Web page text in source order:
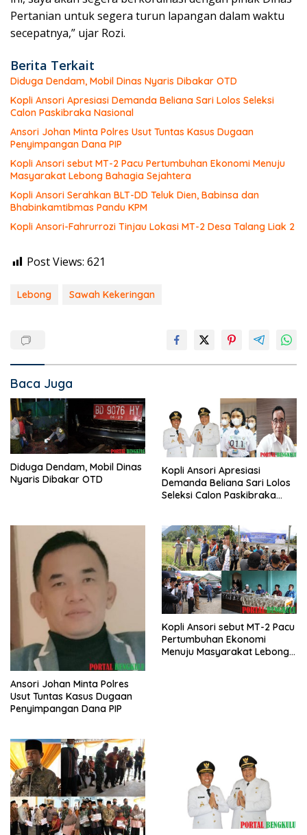
Pertanian untuk segera turun lapangan dalam waktu
secepatnya,” ujar Rozi.
Berita Terkait
Diduga Dendam, Mobil Dinas Nyaris Dibakar OTD
Kopli Ansori Apresiasi Demanda Beliana Sari Lolos Seleksi
Calon Paskibraka Nasional
Ansori Johan Minta Polres Usut Tuntas Kasus Dugaan
Penyimpangan Dana PIP
Kopli Ansori sebut MT-2 Pacu Pertumbuhan Ekonomi Menuju
Masyarakat Lebong Bahagia Sejahtera
Kopli Ansori Serahkan BLT-DD Teluk Dien, Babinsa dan
Bhabinkamtibmas Pandu KPM
Kopli Ansori-Fahrurrozi Tinjau Lokasi MT-2 Desa Talang Liak 2
Post Views: 621
Lebong Sawah Kekeringan
Baca Juga
Diduga Dendam, Mobil Dinas
Nyaris Dibakar OTD
Kopli Ansori Apresiasi
Demanda Beliana Sari Lolos
Seleksi Calon Paskibraka
Ansori Johan Minta Polres
Usut Tuntas Kasus Dugaan
Penyimpangan Dana PIP
Kopli Ansori sebut MT-2 Pacu
Pertumbuhan Ekonomi
Menuju Masyarakat Lebong